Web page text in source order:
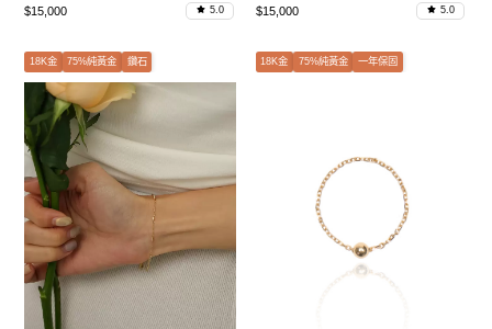
$15,000 5.0 $15,000 5.0
18K金 75%純黃金 鑽石 18K金 75%純黃金 一年保固